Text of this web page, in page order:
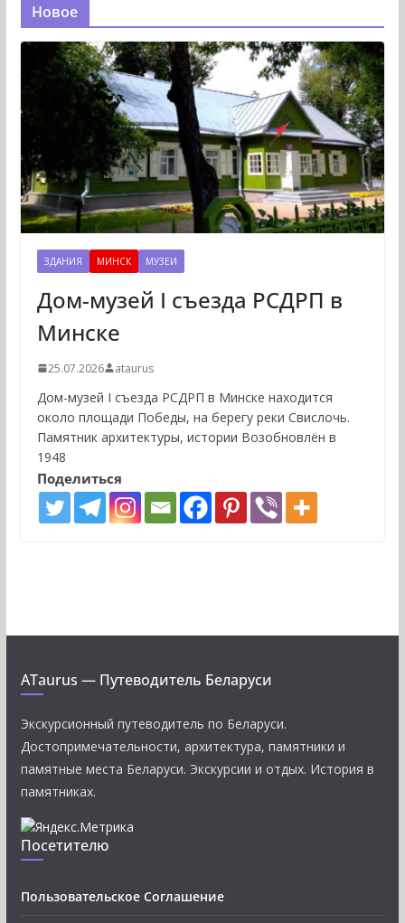
Новое
ЗДАНИЯ МИНСК МУЗЕИ
Дом-музей I съезда РСДРП в
Минске
25.07.2026 ataurus
Дом-музей I съезда РСДРП в Минске находится
около площади Победы, на берегу реки Свислочь.
Памятник архитектуры, истории Возобновлён в
1948
Поделиться
ATaurus — Путеводитель Беларуси
Экскурсионный путеводитель по Беларуси.
Достопримечательности, архитектура, памятники и
памятные места Беларуси. Экскурсии и отдых. История в
памятниках.
Посетителю
Пользовательское Соглашение